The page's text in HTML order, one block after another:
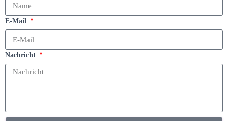
E-Mail
Nachricht